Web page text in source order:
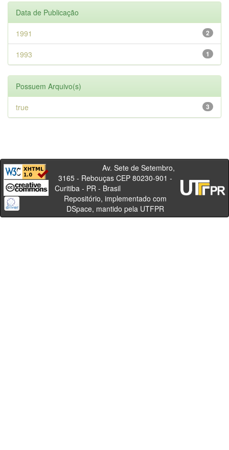
Data de Publicação
2
1991
1
1993
Possuem Arquivo(s)
3
true
Av. Sete de Setembro,
3165 - Rebouças CEP 80230-901 -
Curitiba - PR - Brasil
Repositório, implementado com
DSpace, mantido pela UTFPR